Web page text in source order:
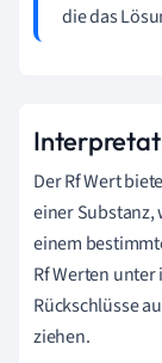
die das
Der Rf Wert
einer Substanz,
einem
Rf Werten
Rückschlüsse
ziehen.